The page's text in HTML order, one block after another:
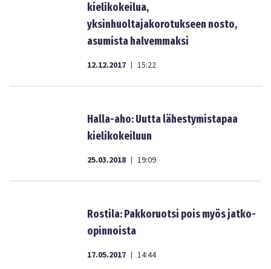
kielikokeilua,
yksinhuoltajakorotukseen nosto,
asumista halvemmaksi
12.12.2017 | 15:22
Halla-aho: Uutta lähestymistapaa
kielikokeiluun
25.03.2018 | 19:09
Rostila: Pakkoruotsi pois myös jatko-
opinnoista
17.05.2017 | 14:44